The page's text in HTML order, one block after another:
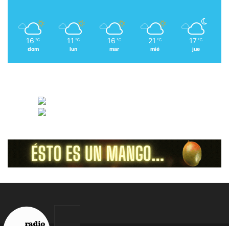
16 ℃
dom
11 ℃
lun
16 ℃
mar
21 ℃
mié
17 ℃
jue